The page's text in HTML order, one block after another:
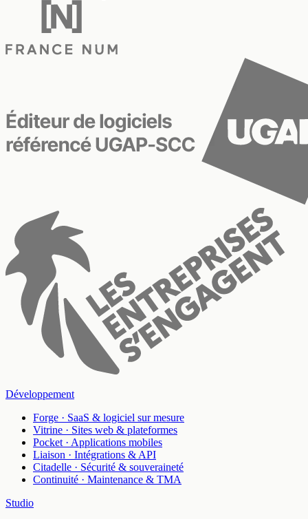
Développement
Forge · SaaS & logiciel sur mesure
Vitrine · Sites web & plateformes
Pocket · Applications mobiles
Liaison · Intégrations & API
Citadelle · Sécurité & souveraineté
Continuité · Maintenance & TMA
Studio